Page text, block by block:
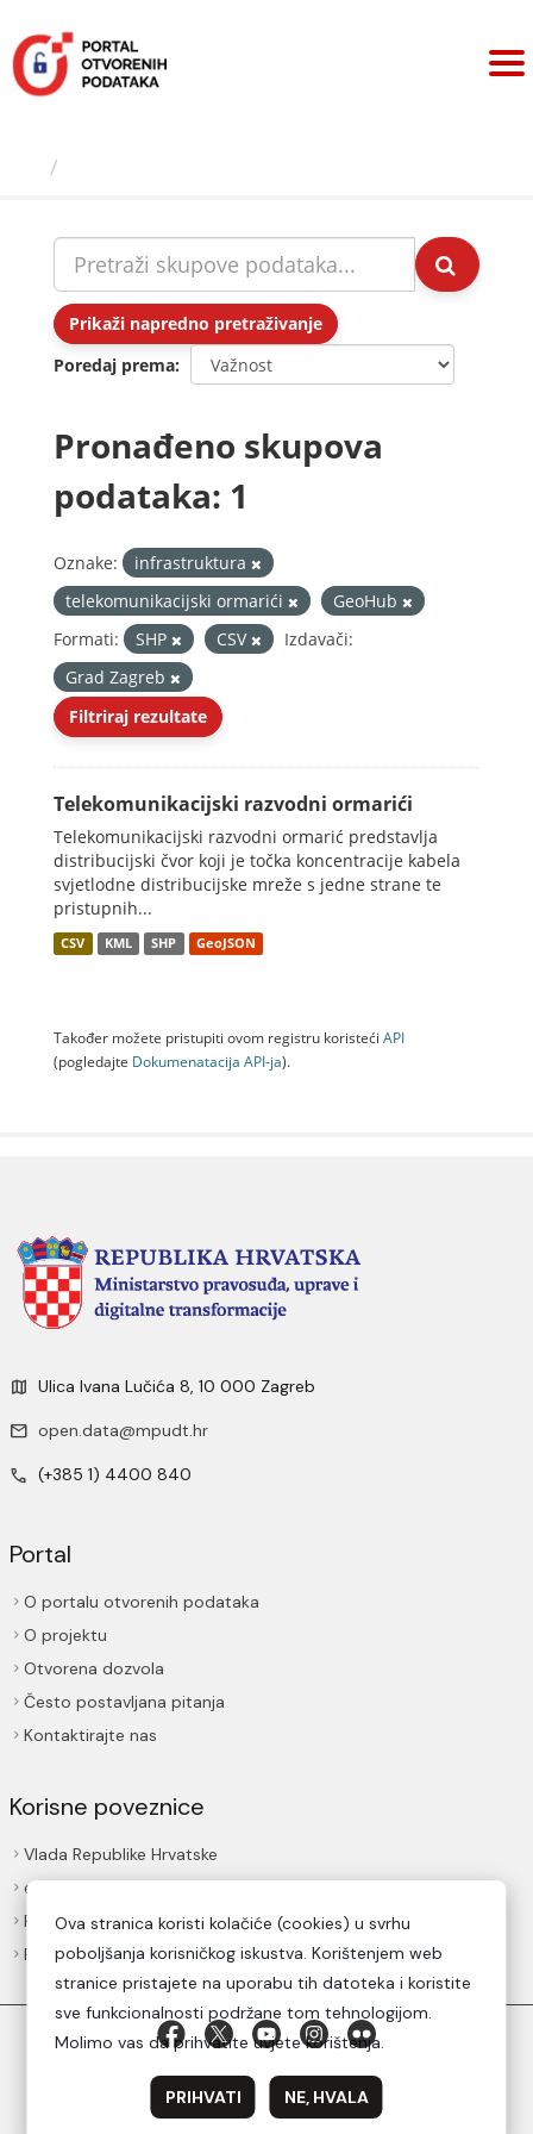
sadržaj
Prikaži napredno pretraživanje
Poredaj prema
Pronađeno skupova
podataka: 1
Oznake:
infrastruktura
telekomunikacijski ormarići
GeoHub
Formati:
SHP CSV
Izdavači:
Grad Zagreb
Filtriraj rezultate
Telekomunikacijski razvodni ormarići
Telekomunikacijski razvodni ormarić predstavlja
distribucijski čvor koji je točka koncentracije kabela
svjetlodne distribucijske mreže s jedne strane te
pristupnih...
CSV KML SHP GeoJSON
Također možete pristupiti ovom registru koristeći API
(pogledajte Dokumenаtаcijа API-jа).